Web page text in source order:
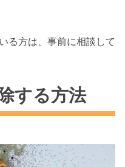
る方は、事前に相談して
する方法